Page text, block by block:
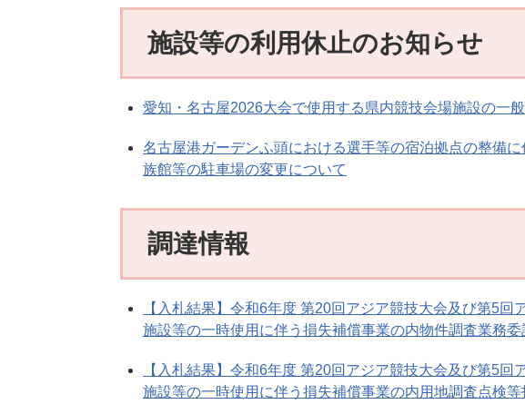
施設等の利用休止のお知らせ
愛知・名古屋2026大会で使用する県内競技会場施設の一
名古屋港ガーデンふ頭における選手等の宿泊拠点の整備
族館等の駐車場の変更について
調達情報
【入札結果】令和6年度 第20回アジア競技大会及び第5
施設等の一時使用に伴う損失補償事業の内物件調査業務委
【入札結果】令和6年度 第20回アジア競技大会及び第5
施設等の一時使用に伴う損失補償事業の内用地調査点検